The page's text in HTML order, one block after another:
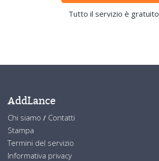
Tutto il servizio è gratuito
AddLance
Chi siamo / Contatti
Stampa
Termini del servizio
Informativa privacy